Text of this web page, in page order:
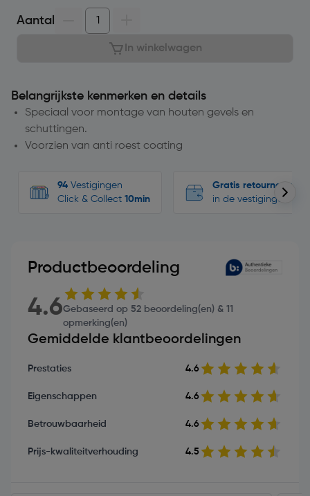
Aantal
In winkelwagen
Belangrijkste kenmerken en details
Speciaal voor montage van houten gevels en
schuttingen.
Voorzien van anti roest coating
94 Vestigingen
Click & Collect 10min
Gratis retourneren
in de vestigingen
Productbeoordeling
4.6Gebaseerd op 52 beoordeling(en) & 11
opmerking(en)
Gemiddelde klantbeoordelingen
Prestaties 4.6
Eigenschappen 4.6
Betrouwbaarheid 4.6
Prijs-kwaliteitverhouding 4.5